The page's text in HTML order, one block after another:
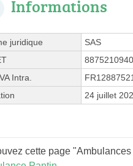
Informations
juridique
SAS
Intra.
24 juillet
cette page